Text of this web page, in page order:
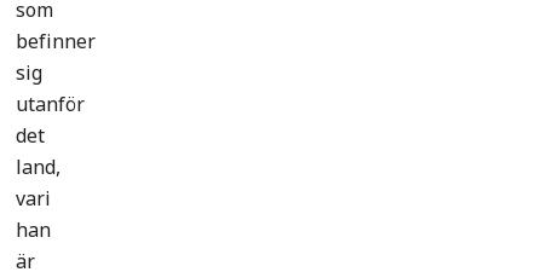
som
befinner
sig
utanför
det
land,
vari
han
är